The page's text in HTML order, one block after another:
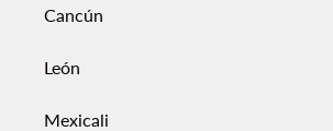
Cancún
León
Mexicali